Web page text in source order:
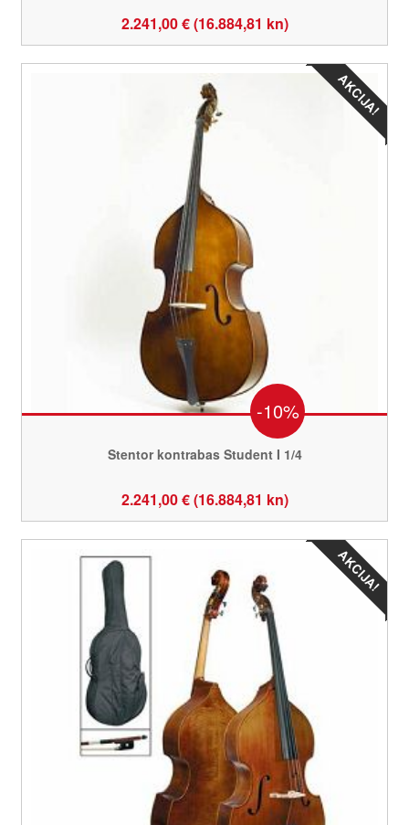
2.241,00 € (16.884,81 kn)
-10%
Stentor kontrabas Student I 1/4
2.241,00 € (16.884,81 kn)